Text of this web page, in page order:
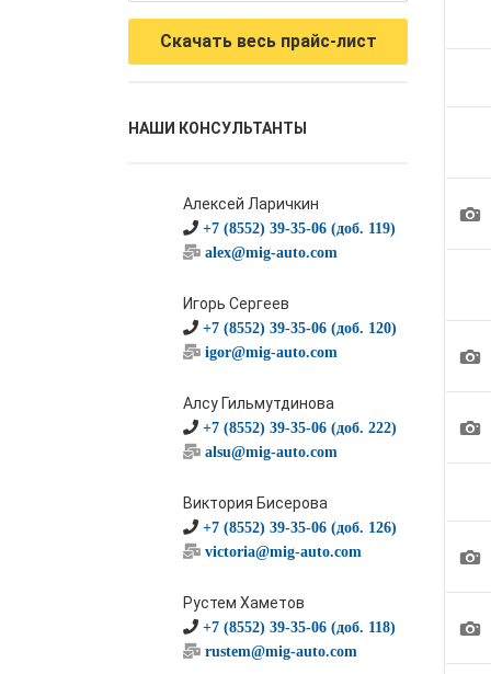
Скачать весь прайс-лист
НАШИ КОНСУЛЬТАНТЫ
Алексей Ларичкин
+7 (8552) 39-35-06 (доб. 119)
alex@mig-auto.com
Игорь Сергеев
+7 (8552) 39-35-06 (доб. 120)
igor@mig-auto.com
Алсу Гильмутдинова
+7 (8552) 39-35-06 (доб. 222)
alsu@mig-auto.com
Виктория Бисерова
+7 (8552) 39-35-06 (доб. 126)
victoria@mig-auto.com
Рустем Хаметов
+7 (8552) 39-35-06 (доб. 118)
rustem@mig-auto.com
1
1
1
1
1